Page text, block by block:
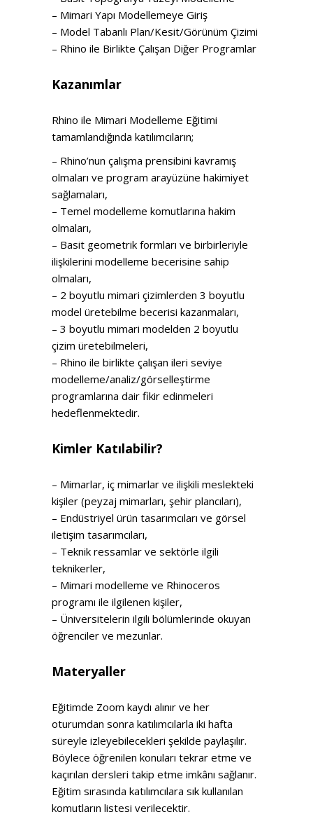
– Mimari Yapı Modellemeye Giriş
– Model Tabanlı Plan/Kesit/Görünüm Çizimi
– Rhino ile Birlikte Çalışan Diğer Programlar
Kazanımlar
Rhino ile Mimari Modelleme Eğitimi
tamamlandığında katılımcıların;
– Rhino’nun çalışma prensibini kavramış
olmaları ve program arayüzüne hakimiyet
sağlamaları,
– Temel modelleme komutlarına hakim
olmaları,
– Basit geometrik formları ve birbirleriyle
ilişkilerini modelleme becerisine sahip
olmaları,
– 2 boyutlu mimari çizimlerden 3 boyutlu
model üretebilme becerisi kazanmaları,
– 3 boyutlu mimari modelden 2 boyutlu
çizim üretebilmeleri,
– Rhino ile birlikte çalışan ileri seviye
modelleme/analiz/görselleştirme
programlarına dair fikir edinmeleri
hedeflenmektedir.
Kimler Katılabilir?
– Mimarlar, iç mimarlar ve ilişkili meslekteki
kişiler (peyzaj mimarları, şehir plancıları),
– Endüstriyel ürün tasarımcıları ve görsel
iletişim tasarımcıları,
– Teknik ressamlar ve sektörle ilgili
teknikerler,
– Mimari modelleme ve Rhinoceros
programı ile ilgilenen kişiler,
– Üniversitelerin ilgili bölümlerinde okuyan
öğrenciler ve mezunlar.
Materyaller
Eğitimde Zoom kaydı alınır ve her
oturumdan sonra katılımcılarla iki hafta
süreyle izleyebilecekleri şekilde paylaşılır.
Böylece öğrenilen konuları tekrar etme ve
kaçırılan dersleri takip etme imkânı sağlanır.
Eğitim sırasında katılımcılara sık kullanılan
komutların listesi verilecektir.